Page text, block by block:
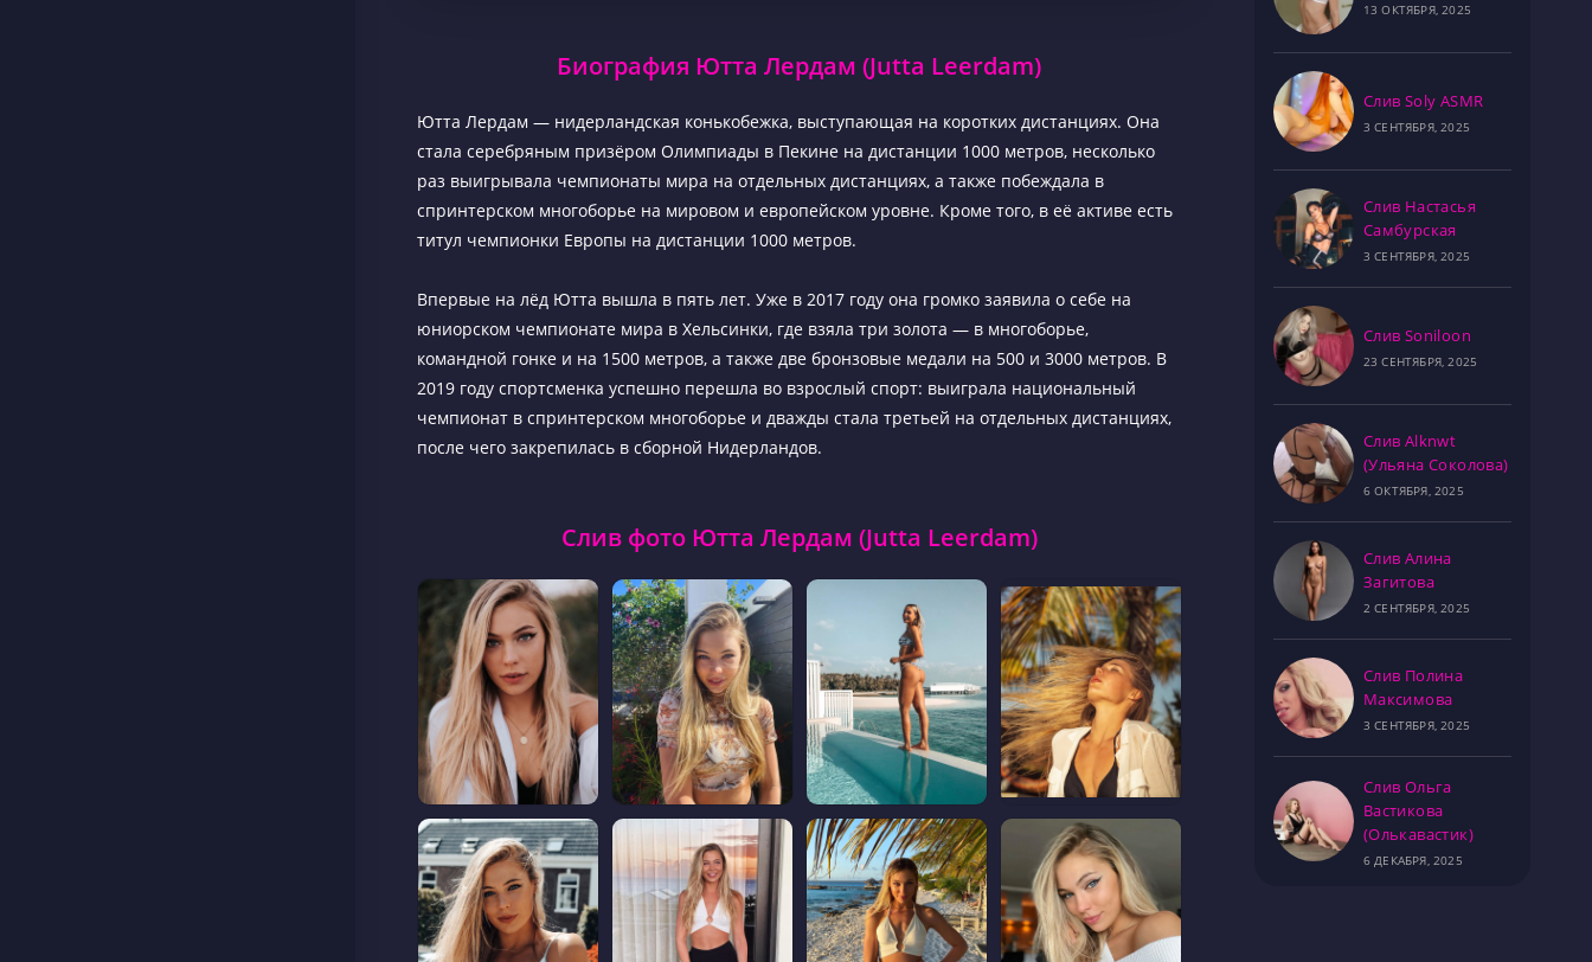
Биография Ютта Лердам (Jutta Leerdam)
Ютта Лердам — нидерландская конькобежка, выступающая на коротких дистанциях. Она
стала серебряным призёром Олимпиады в Пекине на дистанции 1000 метров, несколько
раз выигрывала чемпионаты мира на отдельных дистанциях, а также побеждала в
спринтерском многоборье на мировом и европейском уровне. Кроме того, в её активе есть
титул чемпионки Европы на дистанции 1000 метров.
Впервые на лёд Ютта вышла в пять лет. Уже в 2017 году она громко заявила о себе на
юниорском чемпионате мира в Хельсинки, где взяла три золота — в многоборье,
командной гонке и на 1500 метров, а также две бронзовые медали на 500 и 3000 метров. В
2019 году спортсменка успешно перешла во взрослый спорт: выиграла национальный
чемпионат в спринтерском многоборье и дважды стала третьей на отдельных дистанциях,
после чего закрепилась в сборной Нидерландов.
Слив фото Ютта Лердам (Jutta Leerdam)
13 ОКТЯБРЯ, 2025
Слив Soly ASMR
3 СЕНТЯБРЯ, 2025
Слив Настасья
Самбурская
3 СЕНТЯБРЯ, 2025
Слив Soniloon
23 СЕНТЯБРЯ, 2025
Слив Alknwt
(Ульяна Соколова)
6 ОКТЯБРЯ, 2025
Слив Алина
Загитова
2 СЕНТЯБРЯ, 2025
Слив Полина
Максимова
3 СЕНТЯБРЯ, 2025
Слив Ольга
Вастикова
(Олькавастик)
6 ДЕКАБРЯ, 2025